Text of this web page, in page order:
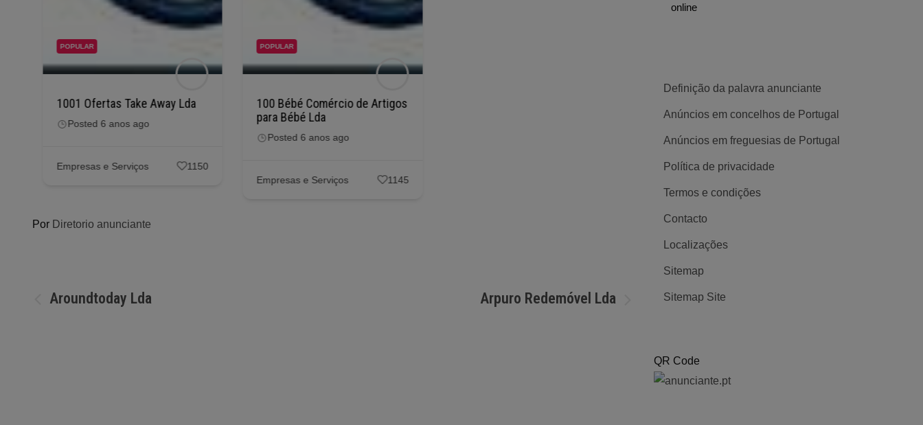
POPULAR
1001 Ofertas Take Away Lda
Posted 6 anos ago
Empresas e Serviços 1150
POPULAR
100 Bébé Comércio de Artigos
para Bébé Lda
Posted 6 anos ago
Empresas e Serviços 1145
Mercadorias Lda
Posted 6 anos ago
Por Diretorio anunciante
Navegação
Aroundtoday Lda Arpuro Redemóvel Lda
online
Definição da palavra anunciante
Anúncios em concelhos de Portugal
Anúncios em freguesias de Portugal
Política de privacidade
Termos e condições
Contacto
Localizações
Sitemap
Sitemap Site
QR Code